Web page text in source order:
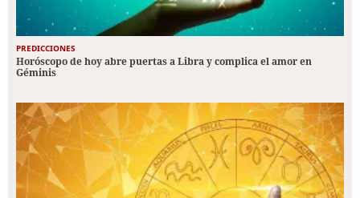
PREDICCIONES
Horóscopo de hoy abre puertas a Libra y complica el amor en
Géminis